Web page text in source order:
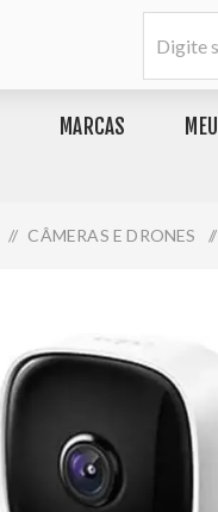
MARCAS
/ CÂMERAS E DRONES /